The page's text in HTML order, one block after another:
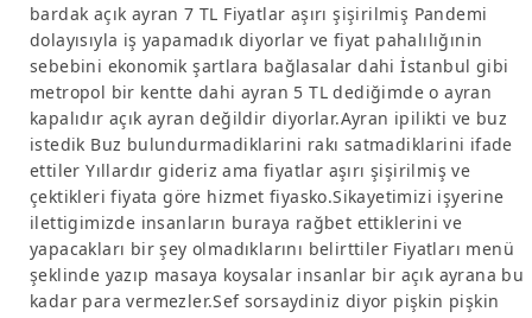
bardak açık ayran 7 TL Fiyatlar aşırı şişirilmiş Pandemi
dolayısıyla iş yapamadık diyorlar ve fiyat pahalılığınin
sebebini ekonomik şartlara bağlasalar dahi İstanbul gibi
metropol bir kentte dahi ayran 5 TL dediğimde o ayran
kapalıdır açık ayran değildir diyorlar.Ayran ipilikti ve buz
istedik Buz bulundurmadiklarini rakı satmadiklarini ifade
ettiler Yıllardır gideriz ama fiyatlar aşırı şişirilmiş ve
çektikleri fiyata göre hizmet fiyasko.Sikayetimizi işyerine
ilettigimizde insanların buraya rağbet ettiklerini ve
yapacakları bir şey olmadıklarını belirttiler Fiyatları menü
şeklinde yazıp masaya koysalar insanlar bir açık ayrana bu
kadar para vermezler.Sef sorsaydiniz diyor pişkin pişkin